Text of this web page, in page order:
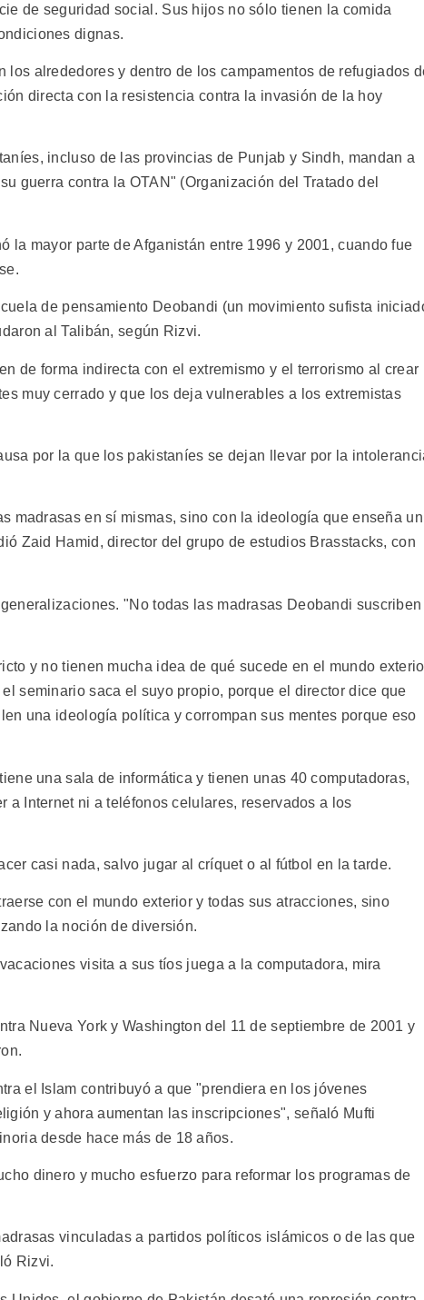
de seguridad social. Sus hijos no sólo tienen la comida
dignas.
los alrededores y dentro de los campamentos de refugiados
directa con la resistencia contra la invasión de la hoy
incluso de las provincias de Punjab y Sindh, mandan a
guerra contra la OTAN" (Organización del Tratado del
la mayor parte de Afganistán entre 1996 y 2001, cuando fue
de pensamiento Deobandi (un movimiento sufista
al Talibán, según Rizvi.
de forma indirecta con el extremismo y el terrorismo al crear
muy cerrado y que los deja vulnerables a los extremistas
por la que los pakistaníes se dejan llevar por la
madrasas en sí mismas, sino con la ideología que enseña un
Zaid Hamid, director del grupo de estudios Brasstacks, con
"No todas las madrasas Deobandi suscriben
y no tienen mucha idea de qué sucede en el mundo
seminario saca el suyo propio, porque el director dice que
una ideología política y corrompan sus mentes porque eso
una sala de informática y tienen unas 40 computadoras,
a Internet ni a teléfonos celulares, reservados a los
casi nada, salvo jugar al críquet o al fútbol en la tarde.
con el mundo exterior y todas sus atracciones, sino
la noción de diversión.
visita a sus tíos juega a la computadora, mira
Nueva York y Washington del 11 de septiembre de 2001 y
el Islam contribuyó a que "prendiera en los jóvenes
y ahora aumentan las inscripciones", señaló Mufti
desde hace más de 18 años.
dinero y mucho esfuerzo para reformar los programas de
vinculadas a partidos políticos islámicos o de las que
Rizvi.